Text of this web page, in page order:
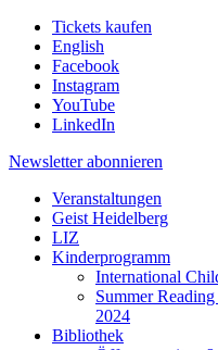
Tickets kaufen
English
Facebook
Instagram
YouTube
LinkedIn
Newsletter abonnieren
Veranstaltungen
Geist Heidelberg
LIZ
Kinderprogramm
International
Summer
2024
Bibliothek